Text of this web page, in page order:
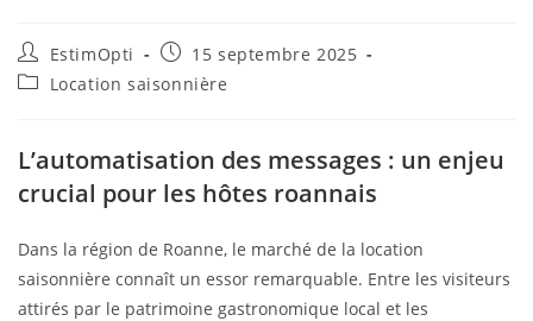
EstimOpti
15 septembre 2025
Location saisonnière
L’automatisation des messages : un enjeu
crucial pour les hôtes roannais
Dans la région de Roanne, le marché de la location
saisonnière connaît un essor remarquable. Entre les visiteurs
attirés par le patrimoine gastronomique local et les